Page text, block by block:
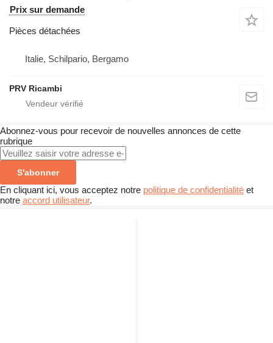
Prix sur demande
Pièces détachées
Italie, Schilpario, Bergamo
PRV Ricambi
Abonnez-vous pour recevoir de nouvelles annonces de cette
rubrique
S'abonner
En cliquant ici, vous acceptez notre politique de confidentialité et
notre accord utilisateur.